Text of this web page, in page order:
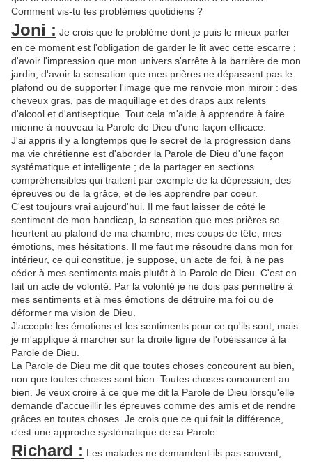
Comment vis-tu tes problèmes quotidiens ?
Joni : Je crois que le problème dont je puis le mieux parler
en ce moment est l'obligation de garder le lit avec cette escarre ;
d'avoir l'impression que mon univers s'arrête à la barrière de mon
jardin, d'avoir la sensation que mes prières ne dépassent pas le
plafond ou de supporter l'image que me renvoie mon miroir : des
cheveux gras, pas de maquillage et des draps aux relents
d'alcool et d'antiseptique. Tout cela m'aide à apprendre à faire
mienne à nouveau la Parole de Dieu d'une façon efficace.
J'ai appris il y a longtemps que le secret de la progression dans
ma vie chrétienne est d'aborder la Parole de Dieu d'une façon
systématique et intelligente ; de la partager en sections
compréhensibles qui traitent par exemple de la dépression, des
épreuves ou de la grâce, et de les apprendre par coeur.
C'est toujours vrai aujourd'hui. Il me faut laisser de côté le
sentiment de mon handicap, la sensation que mes prières se
heurtent au plafond de ma chambre, mes coups de tête, mes
émotions, mes hésitations. Il me faut me résoudre dans mon for
intérieur, ce qui constitue, je suppose, un acte de foi, à ne pas
céder à mes sentiments mais plutôt à la Parole de Dieu. C'est en
fait un acte de volonté. Par la volonté je ne dois pas permettre à
mes sentiments et à mes émotions de détruire ma foi ou de
déformer ma vision de Dieu.
J'accepte les émotions et les sentiments pour ce qu'ils sont, mais
je m'applique à marcher sur la droite ligne de l'obéissance à la
Parole de Dieu.
La Parole de Dieu me dit que toutes choses concourent au bien,
non que toutes choses sont bien. Toutes choses concourent au
bien. Je veux croire à ce que me dit la Parole de Dieu lorsqu'elle
demande d'accueillir les épreuves comme des amis et de rendre
grâces en toutes choses. Je crois que ce qui fait la différence,
c'est une approche systématique de sa Parole.
Richard : Les malades ne demandent-ils pas souvent,